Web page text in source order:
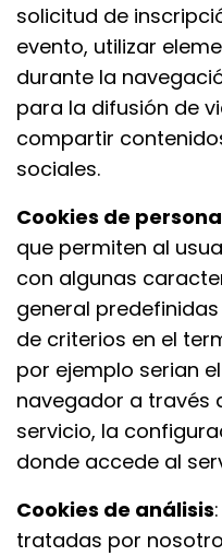
solicitud de
evento, utilizar
durante la
para la difusión de
compartir
sociales.
Cookies de
que permiten al
con algunas
general
de criterios en el
por ejemplo serian
navegador a través
servicio, la
donde accede al
Cookies de análisis
tratadas por